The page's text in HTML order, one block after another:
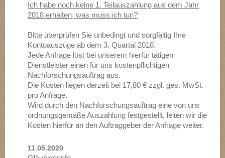
Ich habe noch keine 1. Teilauszahlung aus dem Jahr
2018 erhalten, was muss ich tun?
Bitte überprüfen Sie unbedingt und sorgfältig Ihre
Kontoauszüge ab dem 3. Quartal 2018.
Jede Anfrage löst bei unserem hierfür tätigen
Dienstleister einen für uns kostenpflichtigen
Nachforschungsauftrag aus.
Die Kosten liegen derzeit bei 17,80 € zzgl. ges. MwSt.
pro Anfrage.
Wird durch den Nachforschungsauftrag eine von uns
ordnungsgemäße Auszahlung festgestellt, leiten wir die
Kosten hierfür an den Auftraggeber der Anfrage weiter.
11.05.2020